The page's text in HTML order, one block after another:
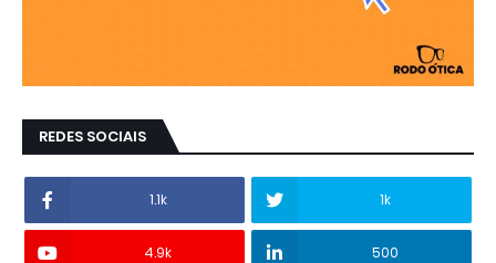
REDES SOCIAIS
1.1k 1k
4.9k 500